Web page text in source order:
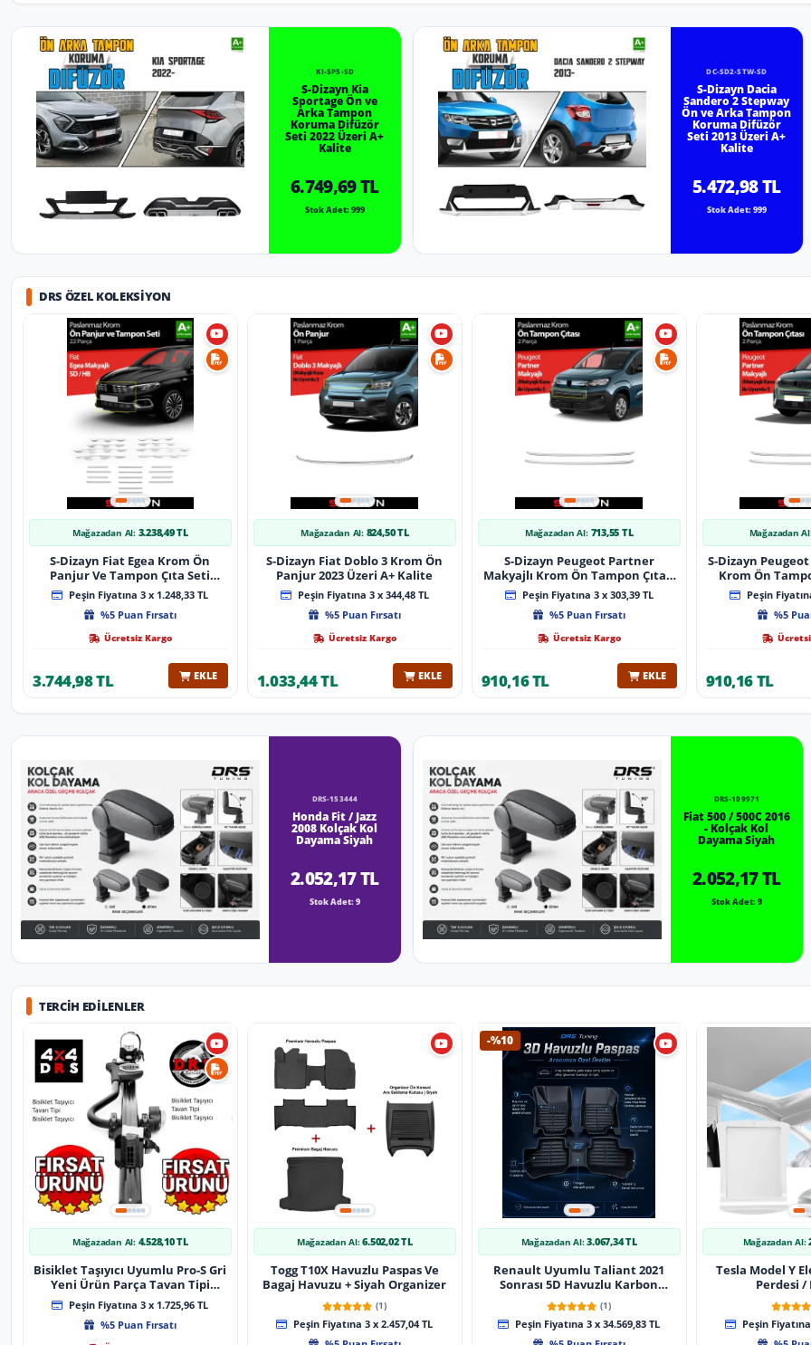
KI-SP5-SD
S-Dizayn Kia
Sportage Ön ve
Arka Tampon
Koruma Difüzör
Seti 2022 Üzeri A+
Kalite
6.749,69 TL
Stok Adet: 999
DC-SD2-STW-SD
S-Dizayn Dacia
Sandero 2 Stepway
Ön ve Arka Tampon
Koruma Difüzör
Seti 2013 Üzeri A+
Kalite
5.472,98 TL
Stok Adet: 999
DRS ÖZEL KOLEKSIYON
Mağazadan Al: 3.238,49 TL
S-Dizayn Fiat Egea Krom Ön
Panjur Ve Tampon Çıta Seti
Diamond Model 22 Prç. 2020
Üzeri (Parlak Krom)
Peşin Fiyatına 3 x 1.248,33 TL
%5 Puan Fırsatı
Ücretsiz Kargo
3.744,98 TL EKLE
Mağazadan Al: 824,50 TL
S-Dizayn Fiat Doblo 3 Krom Ön
Panjur 2023 Üzeri A+ Kalite
Peşin Fiyatına 3 x 344,48 TL
%5 Puan Fırsatı
Ücretsiz Kargo
1.033,44 TL EKLE
Mağazadan Al: 713,55 TL
S-Dizayn Peugeot Partner
Makyajlı Krom Ön Tampon Çıtası
2 Prç 2023 Üzeri A+ Kalite
Peşin Fiyatına 3 x 303,39 TL
%5 Puan Fırsatı
Ücretsiz Kargo
910,16 TL EKLE
Mağazadan
S-Dizayn
Krom Ön
2024 Üzeri
Peşin
%5
910,16 TL
DRS-153444
Honda Fit / Jazz
2008 Kolçak Kol
Dayama Siyah
2.052,17 TL
Stok Adet: 9
DRS-109971
Fiat 500 / 500C 2016
- Kolçak Kol
Dayama Siyah
2.052,17 TL
Stok Adet: 9
TERCIH EDILENLER
Mağazadan Al: 4.528,10 TL
Bisiklet Taşıyıcı Uyumlu Pro-S Gri
Yeni Ürün Parça Tavan Tipi
Bisiklet Taşıyıcı
Peşin Fiyatına 3 x 1.725,96 TL
%5 Puan Fırsatı
Mağazadan Al: 6.502,02 TL
Togg T10X Havuzlu Paspas Ve
Bagaj Havuzu + Siyah Organizer
(1)
Peşin Fiyatına 3 x 2.457,04 TL
-%10
Mağazadan Al: 3.067,34 TL
Renault Uyumlu Taliant 2021
Sonrası 5D Havuzlu Karbon
Dizayn Paspas Seti
(1)
Peşin Fiyatına 3 x 34.569,83 TL
Mağazadan Al:
Tesla Model Y
Perdesi /
Peşin